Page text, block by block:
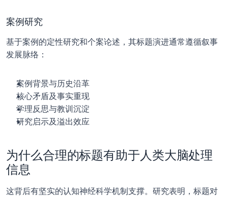
案例研究
基于案例的定性研究和个案论述，其标题演进通常遵循叙事
发展脉络：
案例背景与历史沿革
核心矛盾及事实重现
学理反思与教训沉淀
研究启示及溢出效应
为什么合理的标题有助于人类大脑处理
信息
这背后有坚实的认知神经科学机制支撑。研究表明，标题对